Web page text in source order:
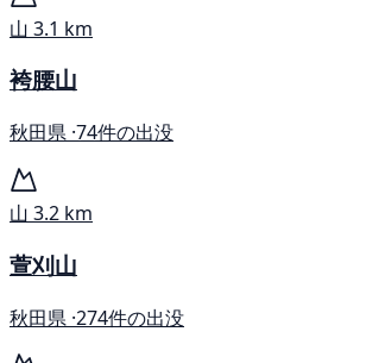
山 3.1 km
袴腰山
秋田県 ·74件の出没
山 3.2 km
萱刈山
秋田県 ·274件の出没